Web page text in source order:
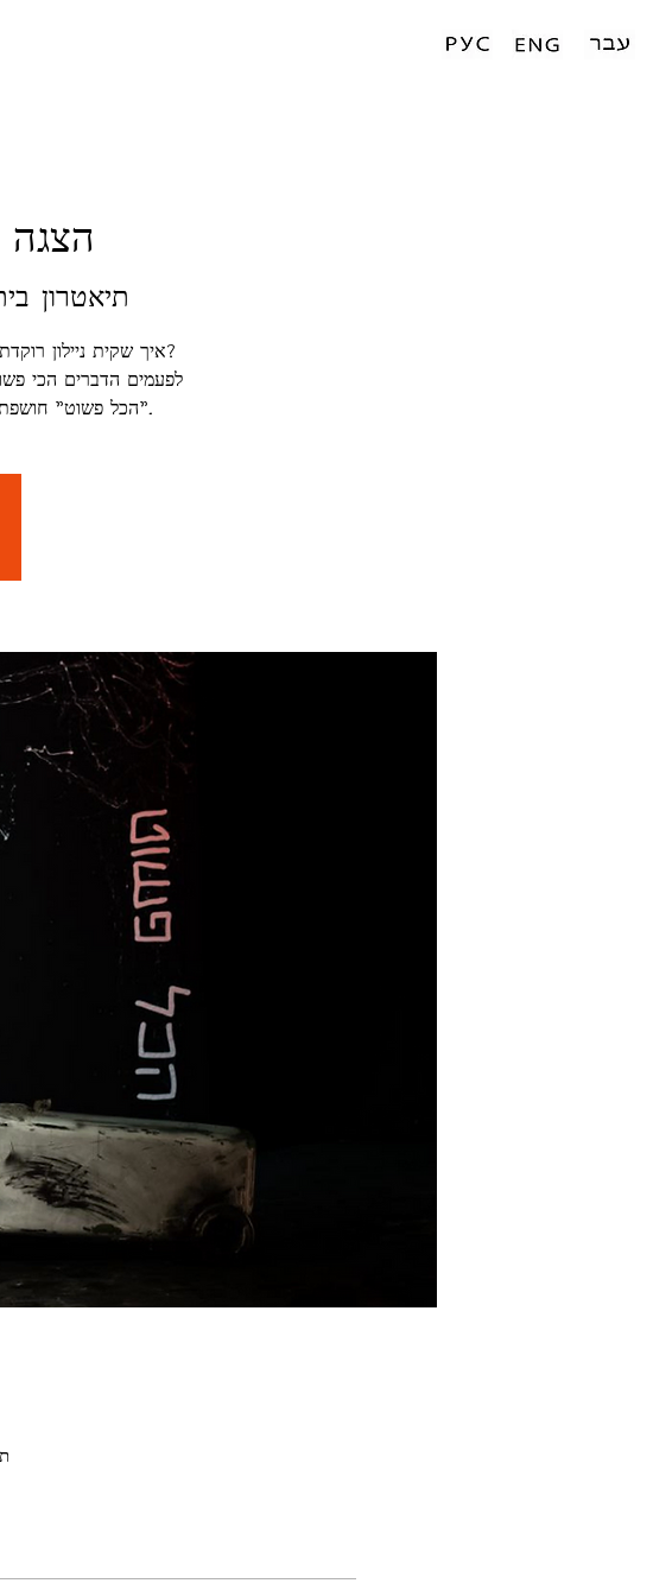
הצגה
תיאטרון
איך שקית ניילון
לפעמים הדברים הכי
"הכל פשוט" חושפת זווית חדשה על העולם המוכר ומעניקה קצת קסם לכל צופה.